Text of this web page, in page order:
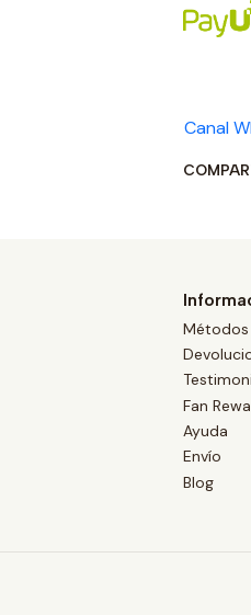
Canal
Fan
Ayuda
Envío
Blog